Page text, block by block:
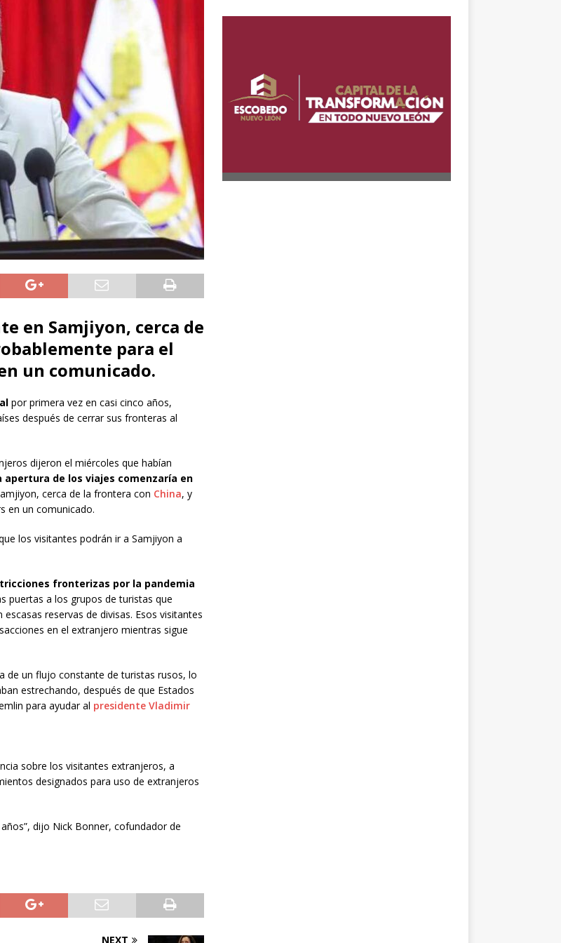
en Samjiyon, cerca de
para el
un comunicado.
por primera vez en casi cinco años,
después de cerrar sus fronteras al
dijeron el miércoles que habían
apertura de los viajes comenzaría en
cerca de la frontera con China, y
en un comunicado.
los visitantes podrán ir a Samjiyon a
fronterizas por la pandemia
puertas a los grupos de turistas que
reservas de divisas. Esos visitantes
en el extranjero mientras sigue
de un flujo constante de turistas rusos, lo
estrechando, después de que Estados
para ayudar al presidente Vladimir
sobre los visitantes extranjeros, a
designados para uso de extranjeros
dijo Nick Bonner, cofundador de
NEXT